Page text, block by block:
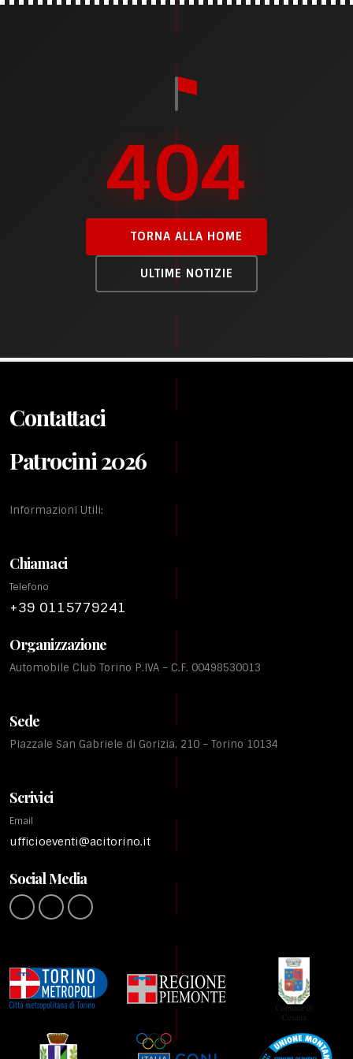
404
TORNA ALLA HOME
ULTIME NOTIZIE
Contattaci
Patrocini 2026
Informazioni Utili:
Chiamaci
Telefono
+39 0115779241
Organizzazione
Automobile Club Torino P.IVA – C.F. 00498530013
Sede
Piazzale San Gabriele di Gorizia, 210 – Torino 10134
Scrivici
Email
ufficioeventi@acitorino.it
Social Media